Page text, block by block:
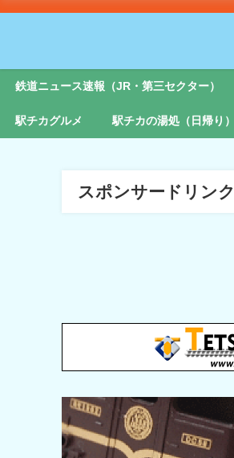
鉄道ニュース速報（JR・第三セクター）
駅チカグルメ 駅チカの湯処（日帰り）
スポンサードリンク